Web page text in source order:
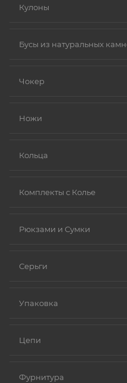
Кулоны
Бусы из натуральных
Чокер
Ножи
Кольца
Комплекты с Колье
Рюкзами и Сумки
Серьги
Упаковка
Цепи
Фурнитура